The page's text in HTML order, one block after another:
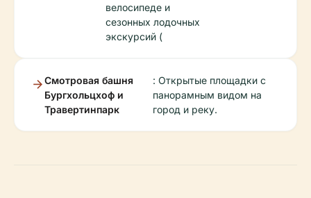
велосипеде и
сезонных лодочных
экскурсий (
Смотровая башня
Бургхольцхоф и
Травертинпарк
: Открытые площадки с
панорамным видом на
город и реку.